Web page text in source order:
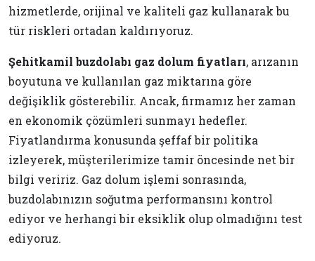
hizmetlerde, orijinal ve kaliteli gaz kullanarak bu
tür riskleri ortadan kaldırıyoruz.
Şehitkamil buzdolabı gaz dolum fiyatları, arızanın
boyutuna ve kullanılan gaz miktarına göre
değişiklik gösterebilir. Ancak, firmamız her zaman
en ekonomik çözümleri sunmayı hedefler.
Fiyatlandırma konusunda şeffaf bir politika
izleyerek, müşterilerimize tamir öncesinde net bir
bilgi veririz. Gaz dolum işlemi sonrasında,
buzdolabınızın soğutma performansını kontrol
ediyor ve herhangi bir eksiklik olup olmadığını test
ediyoruz.